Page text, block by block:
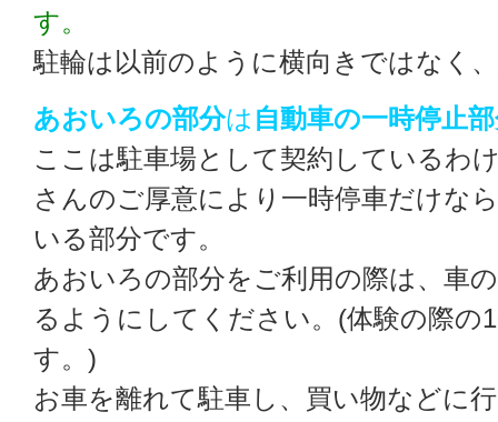
す。
駐輪は以前のように横向きではなく
あおいろの部分は 自動車の一時停止
ここは駐車場として契約しているわ
さんのご厚意により一時停車だけな
いる部分です。
あおいろの部分をご利用の際は、車
るようにしてください。(体験の際の
す。)
お車を離れて駐車し、買い物などに